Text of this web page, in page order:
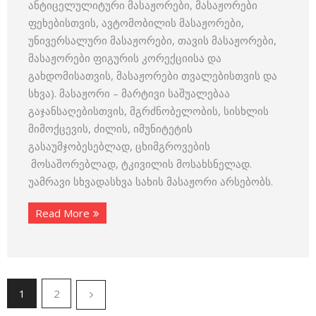
ანტიცელულიტური მასაჟორები, მასაჟორები
ფეხებისთვის, ავტომობილის მასაჟორები,
უნივერსალური მასაჟორები, თავის მასაჟორები,
მასაჟორები ფიგურის კორექციისა და
გახდომისათვის, მასაჟორები თვალებისთვის და
სხვა). მასაჟორი – მარტივი საშუალებაა
გაჯანსაღებისთვის, მგრძნობელობის, სისხლის
მიმოქცევის, ძილის, იმუნიტეტის
გასაუმჯობესებლად, ცხიმგროვების
მოსაშორებლად, ტკივილის მოსახსნელად.
უამრავი სხვადასხვა სახის მასაჟორი არსებობს.
Read More
1 2